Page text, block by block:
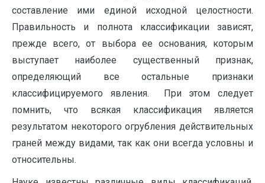
составление ими единой исходной целостности.
Правильность и полнота классификации зависят,
прежде всего, от выбора ее основания, которым
выступает наиболее существенный признак,
определяющий все остальные признаки
классифицируемого явления. При этом следует
помнить, что всякая классификация является
результатом некоторого огрубления действительных
граней между видами, так как они всегда условны и
относительны.